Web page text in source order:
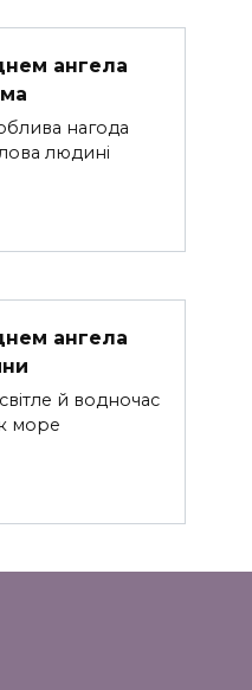
ангела
нагода
людині
ангела
й водночас
море